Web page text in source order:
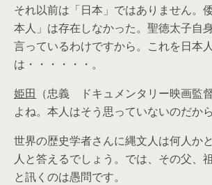
それ以前は「日本」ではありません。
本人」は存在しなかった。聖徳太子自
言っているわけですから。これを日本
は・・・・・・。
姫田 （忠義 ドキュメンタリー映画監
よね。本人はそう思っていないのだから
世界の歴史学者さんに縄文人は何人か
人と答えるでしょう。では、その父、
と訊くのは愚問です。